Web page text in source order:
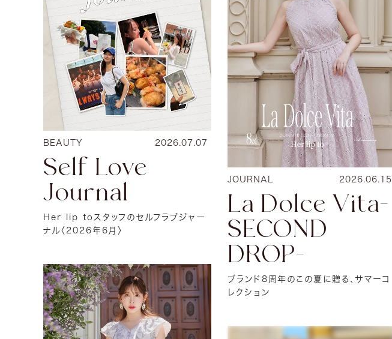
BEAUTY 2026.07.07
Self Love
Journal
Her lip toスタッフのセルフラブジャー
ナル〈2026年6月〉
JOURNAL 2026.06.15
La Dolce Vita-
SECOND
DROP-
ブランド8周年のこの夏に贈る、サマーコ
レクション